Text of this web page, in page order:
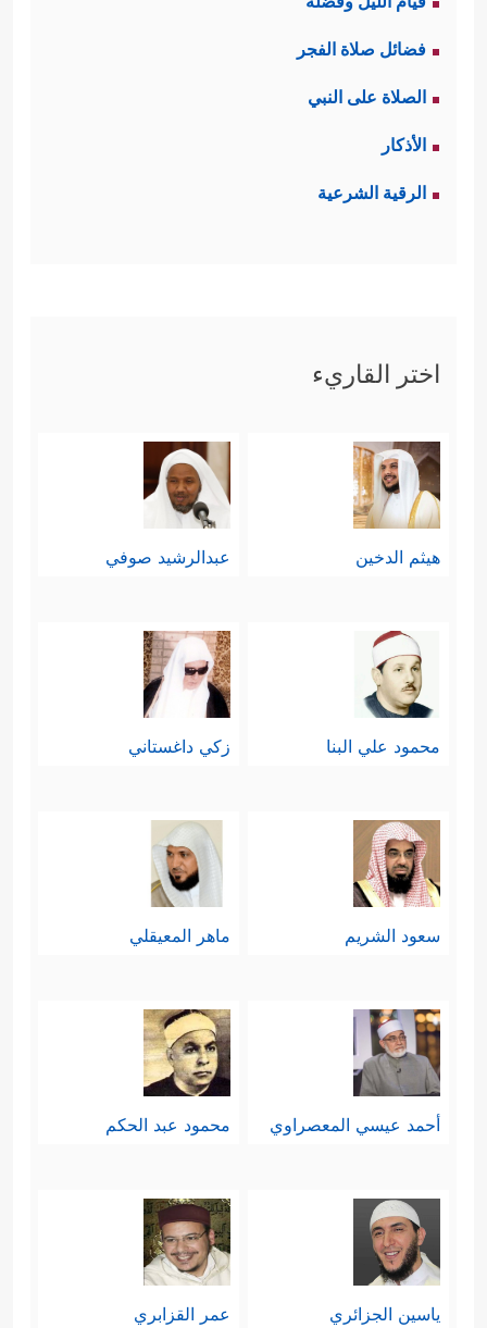
فضائل صلاة الفجر
الصلاة على النبي
الأذكار
الرقية الشرعية
اختر القاريء
هيثم الدخين عبدالرشيد صوفي
محمود علي البنا زكي داغستاني
سعود الشريم ماهر المعيقلي
أحمد عيسي المعصراوي محمود عبد الحكم
ياسين الجزائري عمر القزابري